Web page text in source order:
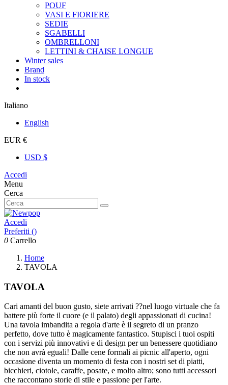
POUF
VASI E FIORIERE
SEDIE
SGABELLI
OMBRELLONI
LETTINI & CHAISE LONGUE
Winter sales
Brand
In stock
Italiano
English
EUR €
USD $
Accedi
Menu
Cerca
Accedi
Preferiti ()
0 Carrello
Home
TAVOLA
TAVOLA
Cari amanti del buon gusto, siete arrivati ??nel luogo virtuale che fa
battere più forte il cuore (e il palato) degli appassionati di cucina!
Una tavola imbandita a regola d'arte è il segreto di un pranzo
perfetto, dove tutto è magicamente fantastico. Stupisci i tuoi ospiti
con i servizi più innovativi e di design per un benessere quotidiano
che non avrà eguali! Dalle cene formali ai picnic all'aperto, ogni
occasione diventa un momento di festa con i nostri set di piatti,
bicchieri, ciotole, caraffe, posate, e molto altro; sono tutti accessori
che raccontano storie di stile e passione per l'arte.